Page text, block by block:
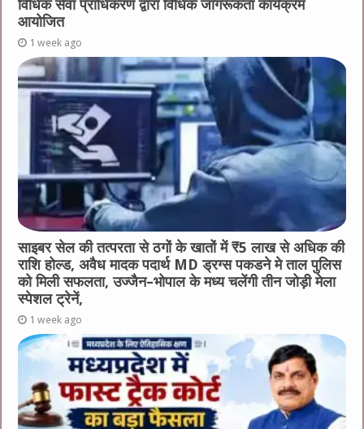
विधिक सेवा प्राधिकरण द्वारा विधिक जागरूकता कार्यक्रम
आयोजित
1 week ago
साइबर सेल की तत्परता से ठगों के खातों में ₹5 लाख से अधिक की
राशि होल्ड, अवैध मादक पदार्थ MD ड्रग्स पकडने मे ताल पुलिस
को मिली सफलता, उज्जैन–भोपाल के मध्य चलेंगी तीन जोड़ी मेला
स्पेशल ट्रेनें,
1 week ago